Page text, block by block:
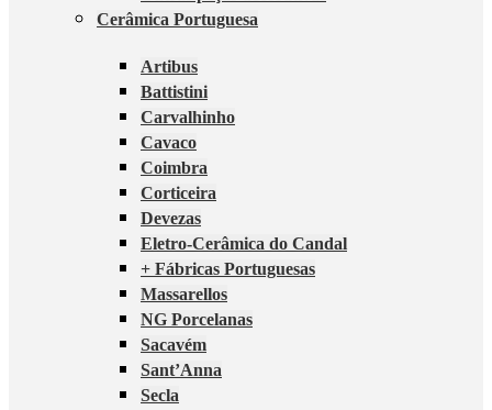
Cerâmica Portuguesa
Artibus
Battistini
Carvalhinho
Cavaco
Coimbra
Corticeira
Devezas
Eletro-Cerâmica do Candal
+ Fábricas Portuguesas
Massarellos
NG Porcelanas
Sacavém
Sant’Anna
Secla